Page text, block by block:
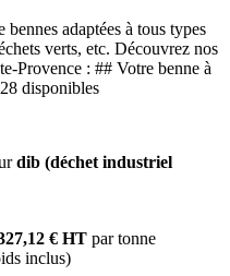
adaptées à tous types
verts, etc. Découvrez nos
Provence : ## Votre benne à
disponibles
dib (déchet industriel
€ HT par tonne
inclus)